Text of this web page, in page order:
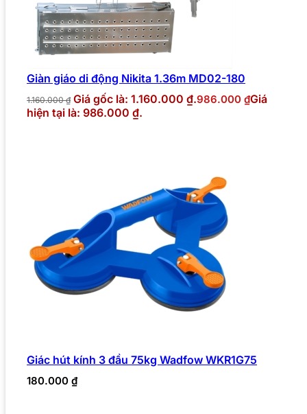
Giàn giáo di động Nikita 1.36m MD02-180
1.160.000₫ Giá gốc là: 1.160.000 ₫.986.000 ₫Giá
hiện tại là: 986.000 ₫.
Giác hút kính 3 đầu 75kg Wadfow WKR1G75
180.000 ₫